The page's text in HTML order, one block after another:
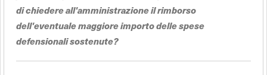
di chiedere all'amministrazione il rimborso
dell'eventuale maggiore importo delle spese
defensionali sostenute?